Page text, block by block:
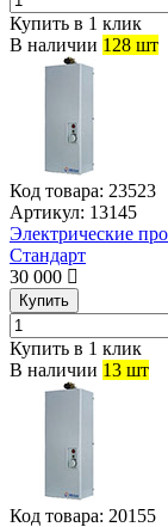
Купить в 1 клик
В наличии 128 шт
Код товара: 23523
Артикул: 13145
Электрические
Стандарт
30 000
Купить
Купить в 1 клик
В наличии 13 шт
Код товара: 20155